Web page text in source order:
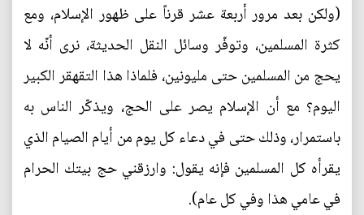
(ولكن بعد مرور أربعة عشر قرناً على ظهور الإسلام، ومع
كثرة المسلمين، وتوفّر وسائل النقل الحديثة، نرى أنّه لا
يحج من المسلمين حتى مليونين، فلماذا هذا التقهقر الكبير
اليوم؟ مع أن الإسلام يصر على الحج، ويذكّر الناس به
باستمرار، وذلك حتى في دعاء كل يوم من أيام الصيام الذي
يقرأه كل المسلمين فإنه يقول: وارزقني حج بيتك الحرام
في عامي هذا وفي كل عام).